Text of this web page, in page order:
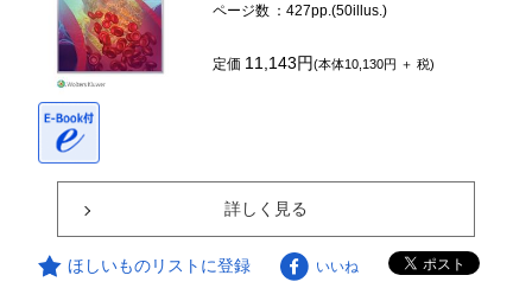
ページ数 ：427pp.(50illus.)
定価 11,143円(本体10,130円 ＋ 税)
詳しく見る
ほしいものリストに登録 いいね